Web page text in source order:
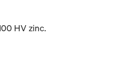
HV zinc.